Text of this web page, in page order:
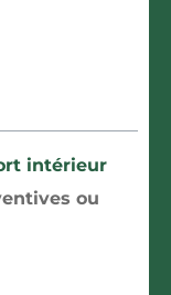
intérieur
ou